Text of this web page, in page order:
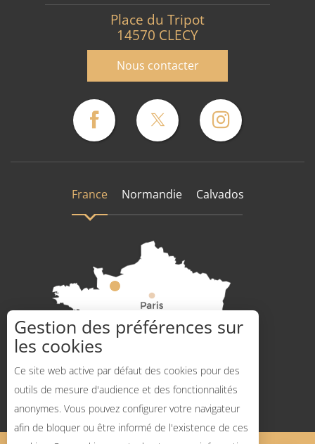
Description
Place du Tripot
14570 CLECY
Nous contacter
France Normandie Calvados
Gestion des préférences sur
les cookies
Ce site web active par défaut des cookies pour des
outils de mesure d'audience et des fonctionnalités
anonymes. Vous pouvez configurer votre navigateur
afin de bloquer ou être informé de l'existence de ces